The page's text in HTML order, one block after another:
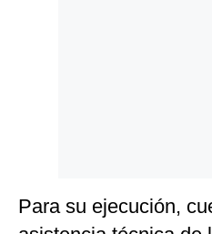
Para su ejecución,